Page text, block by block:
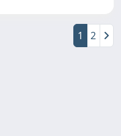
1 2